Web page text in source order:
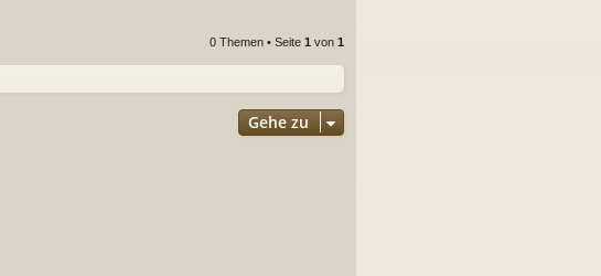
0 Themen • Seite 1 von 1
Gehe zu